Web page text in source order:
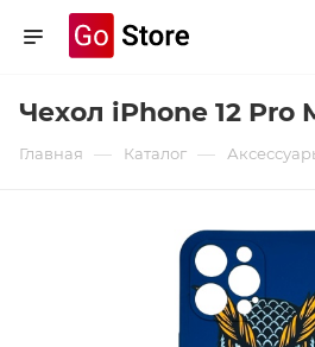
Чехол iPhone 12 Pro
Главная — Каталог —